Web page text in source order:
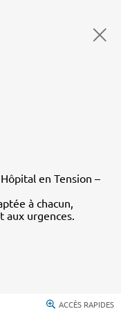
en Tension –
à chacun,
aux urgences.
ACCÈS RAPIDES